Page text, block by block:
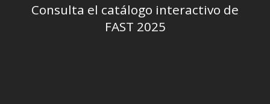
Consulta el catálogo interactivo de
FAST 2025